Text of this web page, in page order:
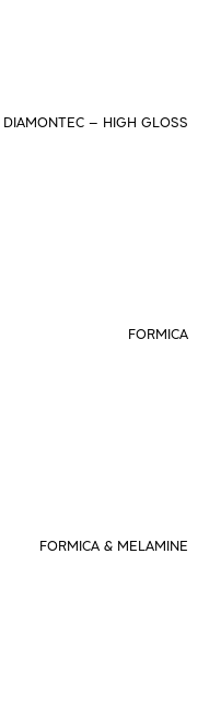
DIAMONTEC – HIGH GLOSS
FORMICA
FORMICA & MELAMINE